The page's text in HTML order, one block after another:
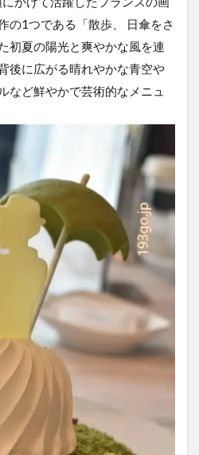
の1つである「散歩、 日傘をさ
初夏の陽光と爽やかな風を連
後に広がる晴れやかな青空や
など鮮やかで芸術的なメニュ